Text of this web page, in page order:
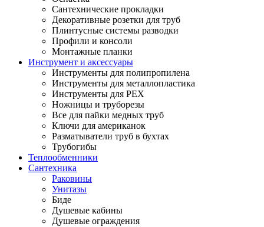
Сантехнические прокладки
Декоративные розетки для труб
Плинтусные системы разводки
Профили и консоли
Монтажные планки
Инструмент и аксессуары
Инструменты для полипропилена
Инструменты для металлопластика
Инструменты для PEX
Ножницы и труборезы
Все для пайки медных труб
Ключи для американок
Разматыватели труб в бухтах
Трубогибы
Теплообменники
Сантехника
Раковины
Унитазы
Биде
Душевые кабины
Душевые ограждения